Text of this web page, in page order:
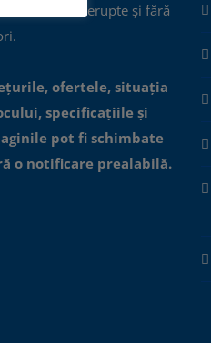
neîntrerupte și fără
ofertele, situația
specificațiile și
pot fi schimbate
o notificare prealabilă.